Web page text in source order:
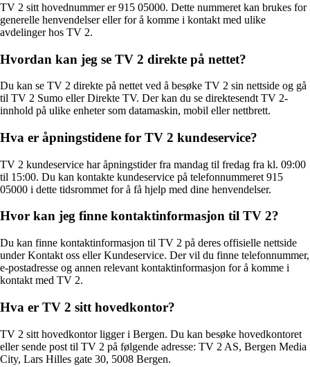
TV 2 sitt hovednummer er 915 05000. Dette nummeret kan brukes for
generelle henvendelser eller for å komme i kontakt med ulike
avdelinger hos TV 2.
Hvordan kan jeg se TV 2 direkte på nettet?
Du kan se TV 2 direkte på nettet ved å besøke TV 2 sin nettside og gå
til TV 2 Sumo eller Direkte TV. Der kan du se direktesendt TV 2-
innhold på ulike enheter som datamaskin, mobil eller nettbrett.
Hva er åpningstidene for TV 2 kundeservice?
TV 2 kundeservice har åpningstider fra mandag til fredag fra kl. 09:00
til 15:00. Du kan kontakte kundeservice på telefonnummeret 915
05000 i dette tidsrommet for å få hjelp med dine henvendelser.
Hvor kan jeg finne kontaktinformasjon til TV 2?
Du kan finne kontaktinformasjon til TV 2 på deres offisielle nettside
under Kontakt oss eller Kundeservice. Der vil du finne telefonnummer,
e-postadresse og annen relevant kontaktinformasjon for å komme i
kontakt med TV 2.
Hva er TV 2 sitt hovedkontor?
TV 2 sitt hovedkontor ligger i Bergen. Du kan besøke hovedkontoret
eller sende post til TV 2 på følgende adresse: TV 2 AS, Bergen Media
City, Lars Hilles gate 30, 5008 Bergen.